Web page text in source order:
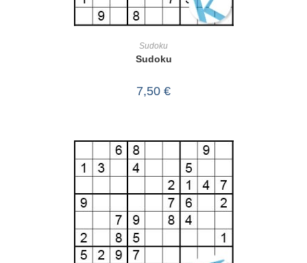
Sudoku
Sudoku
7,50 €